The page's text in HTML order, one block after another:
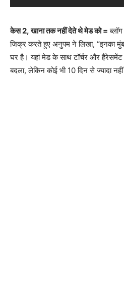
केस 2,खाना तक नहीं देते थे मेड को =
जिक्र करते हुए अनुपम ने लिखा, “इनका
घर है। यहां मेड के साथ टॉर्चर और हैरेसमेंट
बदला, लेकिन कोई भी 10 दिन से ज्यादा नहीं